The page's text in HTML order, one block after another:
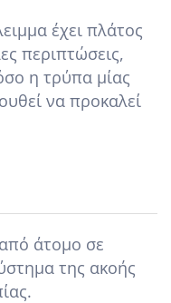
έχει πλάτος
περιπτώσεις,
η τρύπα μίας
να προκαλεί
άτομο σε
της ακοής